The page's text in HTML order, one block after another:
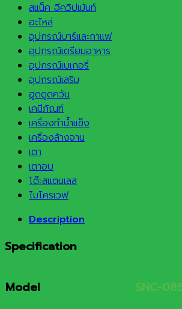
สแน็ค อีควิปเม้นท์
อะไหล่
อุปกรณ์บาร์และกาแฟ
อุปกรณ์เตรียมอาหาร
อุปกรณ์เบเกอรี่
อุปกรณ์เสริม
ฮูดดูดควัน
เคมีภัณฑ์
เครื่องทำน้ำแข็ง
เครื่องล้างจาน
เตา
เตาอบ
โต๊ะสแตนเลส
ไมโครเวฟ
Description
Specification
Model SNC-